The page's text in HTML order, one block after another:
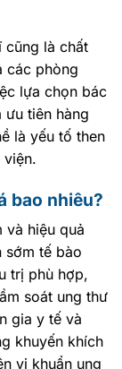
cũng là chất
các phòng
lựa chọn bác
ưu tiên hàng
là yếu tố then
bao nhiêu?
và hiệu quả
sớm tế bào
trị phù hợp,
soát ung thư
gia y tế và
khuyến khích
vi khuẩn ung